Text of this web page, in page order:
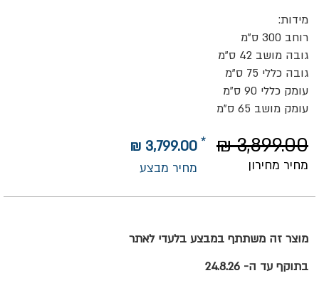
מידות:
רוחב 300 ס"מ
גובה מושב 42 ס"מ
גובה כללי 75 ס"מ
עומק כללי 90 ס"מ
עומק מושב 65 ס"מ
מחיר מבצע
3,799.00 ₪
מחיר מחירון
3,899.00 ₪
מוצר זה משתתף במבצע בלעדי לאתר
בתוקף עד ה- 24.8.26